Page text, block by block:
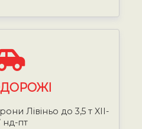
Лівіньо до 3,5 т XII-
нд-пт